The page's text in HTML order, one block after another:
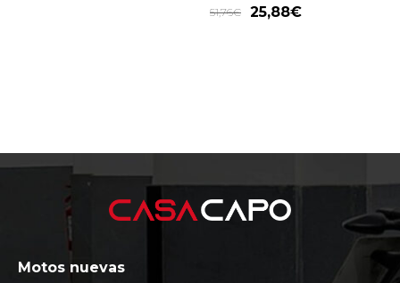
51,76€ 25,88€
Motos nuevas